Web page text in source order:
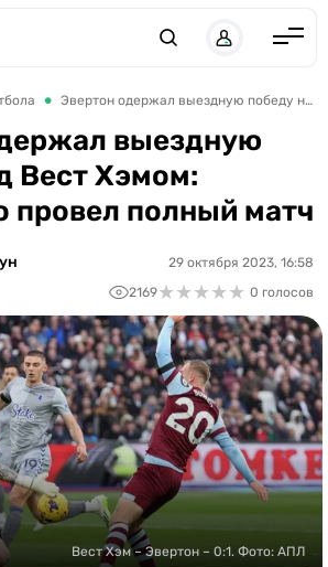
Эвертон одержал выездную победу над Вест Хэмом: Миколенко провел полный матч
выездную
Вест Хэмом:
провел полный матч
29 октября 2023, 16:58
2169★★★★★
★★★★★ 0 голосов
Вест Хэм – Эвертон – 0:1. Фото: АПЛ